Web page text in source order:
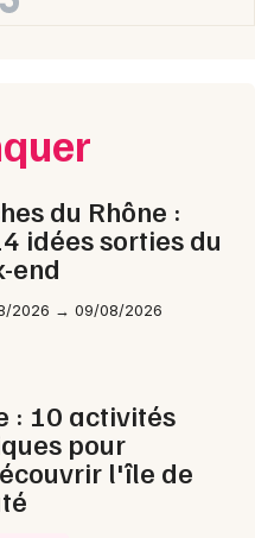
du Rhône :
idées sorties du
end
2026 → 09/08/2026
: 10 activités
pour
l'île de